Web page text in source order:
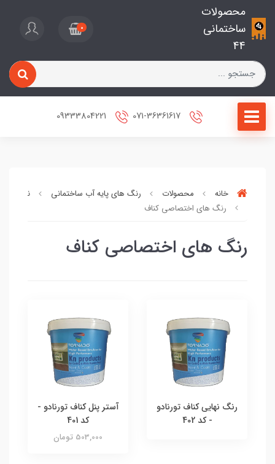
محصولات
ساختمانی
44
0
خانه محصولات رنگ های پایه آب ساختمانی
نمای
رنگ های اختصاصی کناف
رنگ های اختصاصی کناف
رنگ نهایی کناف تورنادو
- کد 402
آستر پنل کناف تورنادو -
کد 401
503,000 تومان